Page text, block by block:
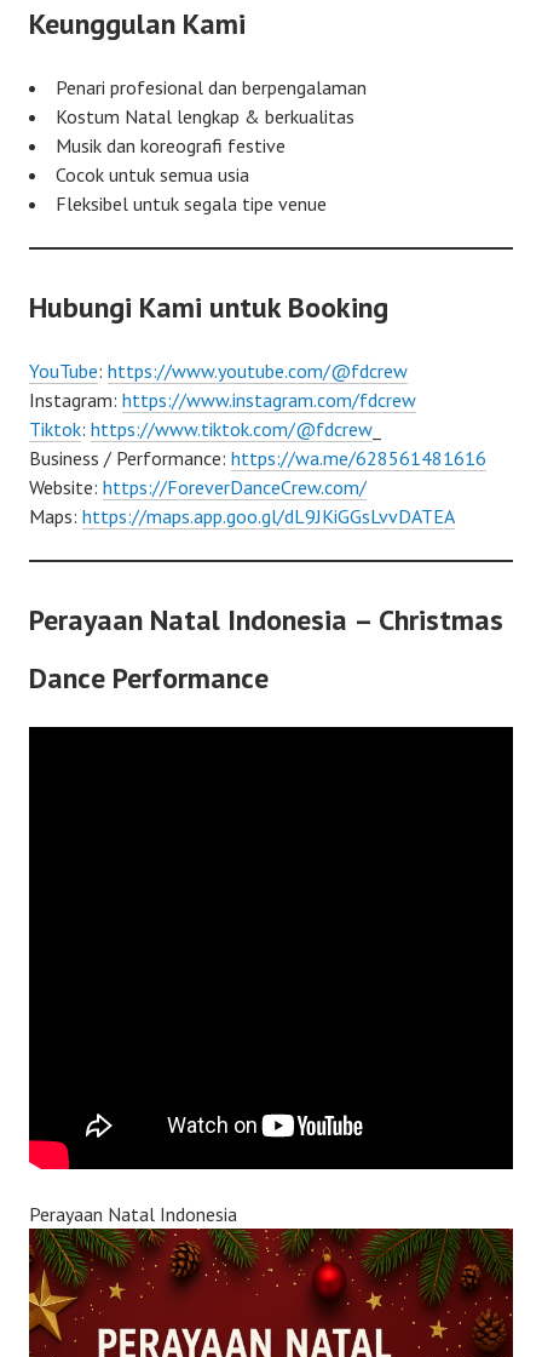
Keunggulan Kami
Penari profesional dan berpengalaman
Kostum Natal lengkap & berkualitas
Musik dan koreografi festive
Cocok untuk semua usia
Fleksibel untuk segala tipe venue
Hubungi Kami untuk Booking
YouTube: https://www.youtube.com/@fdcrew
Instagram: https://www.instagram.com/fdcrew
Tiktok: https://www.tiktok.com/@fdcrew
Business / Performance: https://wa.me/628561481616
Website: https://ForeverDanceCrew.com/
Maps: https://maps.app.goo.gl/dL9JKiGGsLvvDATEA
Perayaan Natal Indonesia – Christmas
Dance Performance
Perayaan Natal Indonesia